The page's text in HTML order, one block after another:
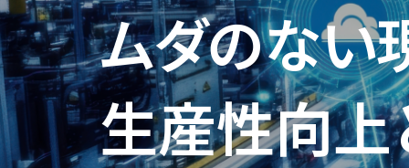
ムダのない
生産性向上